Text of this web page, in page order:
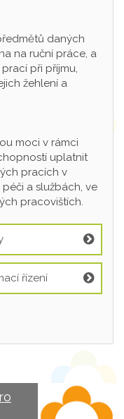
daných
na ruční práce, a
při příjmu,
žehlení a
moci v rámci
uplatnit
pracích v
a službách, ve
pracovištích.
řízení